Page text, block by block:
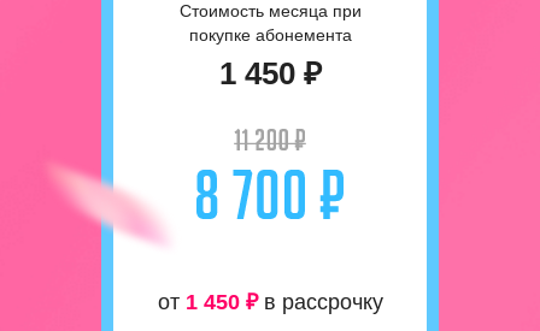
Стоимость месяца при
покупке абонемента
от 1 450 ₽в рассрочку
1 450 ₽